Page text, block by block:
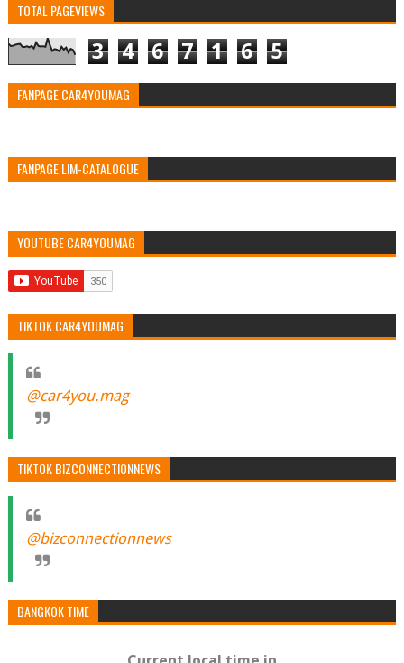
TOTAL PAGEVIEWS
3 4 6 7 1 6 5
FANPAGE CAR4YOUMAG
FANPAGE LIM-CATALOGUE
YOUTUBE CAR4YOUMAG
TIKTOK CAR4YOUMAG
@car4you.mag
TIKTOK BIZCONNECTIONNEWS
@bizconnectionnews
BANGKOK TIME